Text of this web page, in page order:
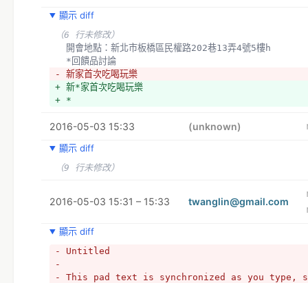
顯示 diff
（6 行未修改）
  開會地點：新北市板橋區民權路202巷13弄4號5樓h
  *回饋品討論
- 新家首次吃喝玩樂
+ 新*家首次吃喝玩樂
+ *
2016-05-03 15:33 (unknown)
顯示 diff
（9 行未修改）
2016-05-03 15:31 – 15:33 twanglin@gmail.com
顯示 diff
- Untitled
-
- This pad text is synchronized as you type,